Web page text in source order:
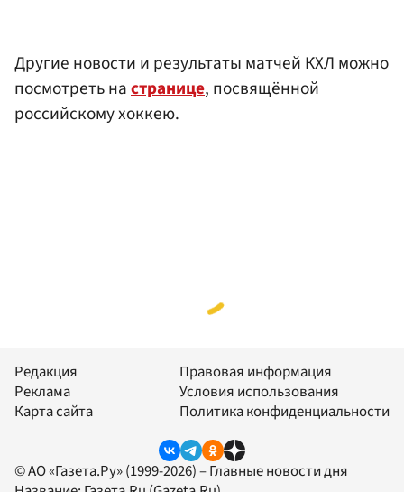
Другие новости и результаты матчей КХЛ можно
посмотреть настранице, посвящённой
российскому хоккею.
Редакция
Реклама
Карта сайта
Правовая информация
Условия использования
Политика конфиденциальности
© АО «Газета.Ру» (1999-2026) – Главные новости дня